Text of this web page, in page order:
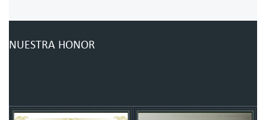
NUESTRA HONOR